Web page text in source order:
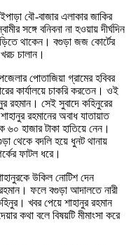
বৌ-বাজার এলাকার জাকির
সঙ্গে বনিবনা না হওয়ায় দীর্ঘদিন
থাকেন। বগুড়া জজ কোর্টের
চালান।
পোতাজিয়া গ্রামের হবিবর
কার্যালয়ে চাকরি করতেন। ওই
রহমান। সেই সুবাদে কহিনুরের
রহমানের অবাধ যাতায়াত
হাজার টাকা হাতিয়ে নেন।
থেকে বদলি হয়ে ধুনট থানায়
ফাটল ধরে।
উকিল নোটিশ দেন
ফলে বগুড়া আদালতে নারী
খবর পেয়ে শাহানুর রহমান
কথা বলে বিষয়টি মীমাংসা করে